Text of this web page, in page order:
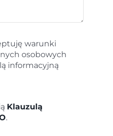
warunki
osobowych
informacyjną
Klauzulą
.